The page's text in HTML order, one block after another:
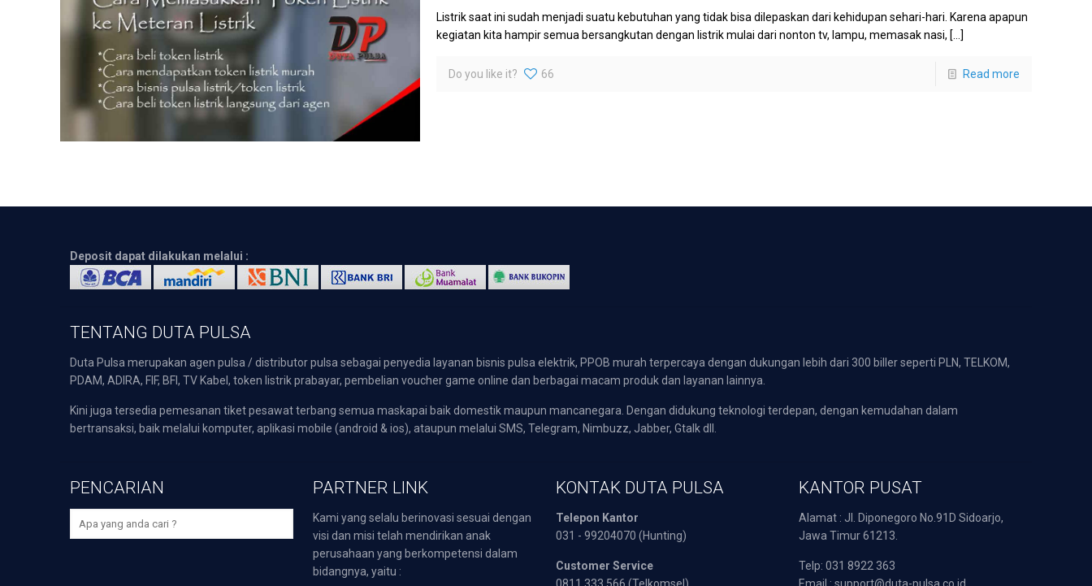
Listrik saat ini sudah menjadi suatu kebutuhan yang tidak bisa dilepaskan dari kehidupan sehari-hari. Karena apapun
kegiatan kita hampir semua bersangkutan dengan listrik mulai dari nonton tv, lampu, memasak nasi, […]
Do you like it? 66 Read more
Deposit dapat dilakukan melalui :
TENTANG DUTA PULSA
Duta Pulsa merupakan agen pulsa / distributor pulsa sebagai penyedia layanan bisnis pulsa elektrik, PPOB murah terpercaya dengan dukungan lebih dari 300 biller seperti PLN, TELKOM,
PDAM, ADIRA, FIF, BFI, TV Kabel, token listrik prabayar, pembelian voucher game online dan berbagai macam produk dan layanan lainnya.
Kini juga tersedia pemesanan tiket pesawat terbang semua maskapai baik domestik maupun mancanegara. Dengan didukung teknologi terdepan, dengan kemudahan dalam
bertransaksi, baik melalui komputer, aplikasi mobile (android & ios), ataupun melalui SMS, Telegram, Nimbuzz, Jabber, Gtalk dll.
PENCARIAN PARTNER LINK
Kami yang selalu berinovasi sesuai dengan
visi dan misi telah mendirikan anak
perusahaan yang berkompetensi dalam
bidangnya, yaitu :
KONTAK DUTA PULSA
Telepon Kantor
031 - 99204070 (Hunting)
Customer Service
0811 333 566 (Telkomsel)
KANTOR PUSAT
Alamat : Jl. Diponegoro No.91D Sidoarjo,
Jawa Timur 61213.
Telp: 031 8922 363
Email : support@duta-pulsa.co.id